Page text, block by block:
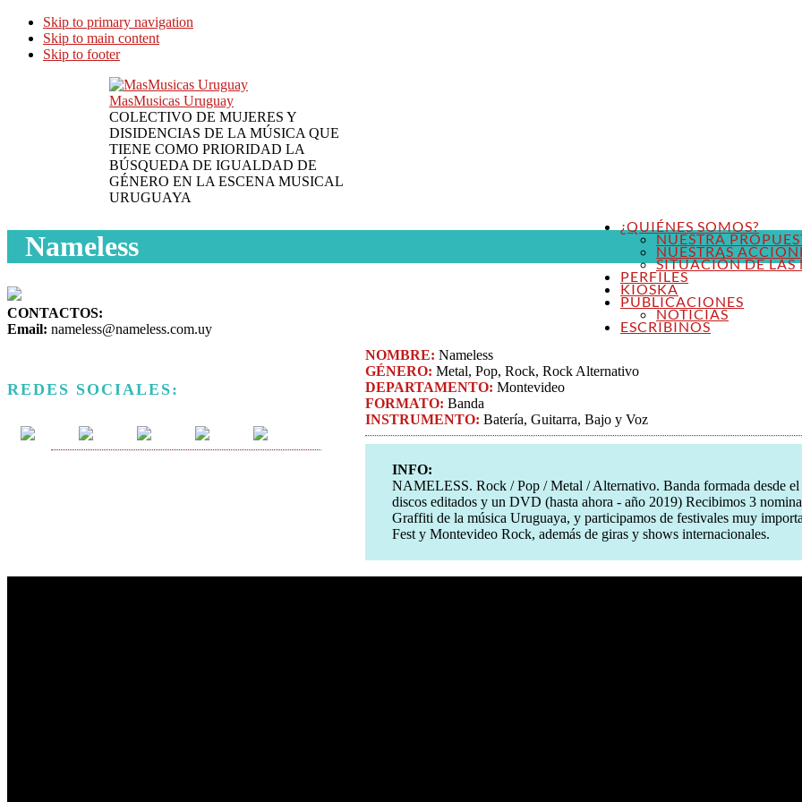
Skip to primary navigation
Skip to main content
Skip to footer
MasMusicas Uruguay
COLECTIVO DE MUJERES Y
DISIDENCIAS DE LA MÚSICA QUE
TIENE COMO PRIORIDAD LA
BÚSQUEDA DE IGUALDAD DE
GÉNERO EN LA ESCENA MUSICAL
URUGUAYA
¿QUIÉNES SOMOS?
NUESTRA
NUESTRAS
SITUACIÓN DE LAS
PERFILES
KIOSKA
PUBLICACIONES
NOTICIAS
ESCRIBINOS
Nameless
CONTACTOS:
Email: nameless@nameless.com.uy
REDES SOCIALES:
NOMBRE: Nameless
GÉNERO: Metal, Pop, Rock, Rock Alternativo
DEPARTAMENTO: Montevideo
FORMATO: Banda
INSTRUMENTO: Batería, Guitarra, Bajo y Voz
INFO:
NAMELESS. Rock / Pop / Metal / Alternativo. Banda formada desde el
discos editados y un DVD (hasta ahora - año 2019) Recibimos 3
Graffiti de la música Uruguaya, y participamos de festivales muy
Fest y Montevideo Rock, además de giras y shows internacionales.